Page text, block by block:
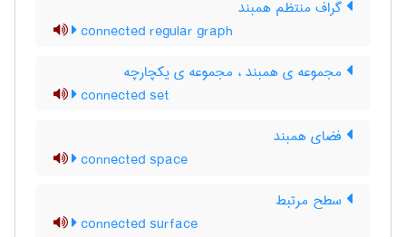
گراف منتظم همبند
connected regular graph
مجموعه ی همبند ، مجموعه ی یکچارچه
connected set
فضای همبند
connected space
سطح مرتبط
connected surface